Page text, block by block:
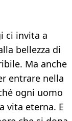
ci invita a
bellezza di
Ma anche
entrare nella
ogni uomo
vita eterna. E